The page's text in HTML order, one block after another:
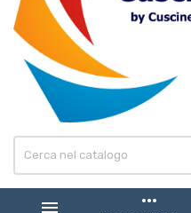
 more_horiz